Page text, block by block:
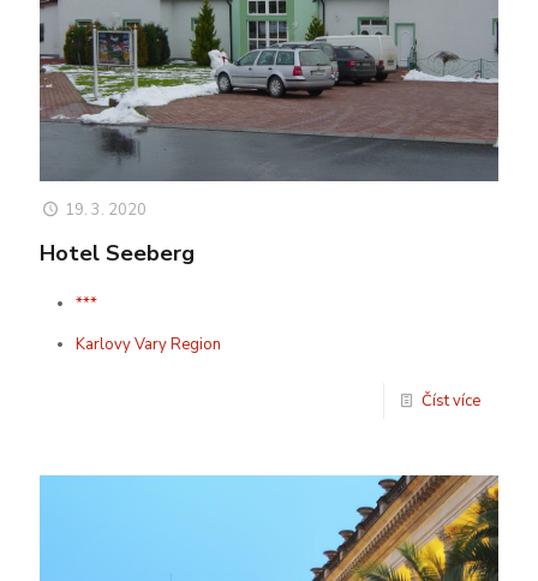
19. 3. 2020
Hotel Seeberg
***
Karlovy Vary Region
Číst více